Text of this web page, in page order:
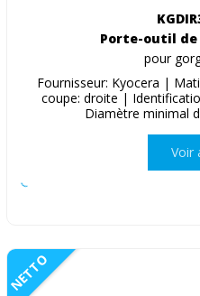
Porte-outil de
pour
Fournisseur: Kyocera |
coupe: droite |
Diamètre minimal
Voir
NETTO